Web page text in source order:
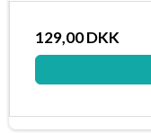
129,00 DKK